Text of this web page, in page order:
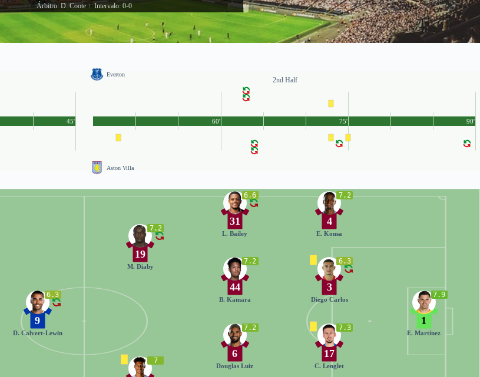
Árbitro: D. Coote Intervalo: 0-0
45'
Everton
2nd Half
Aston Villa
90'
60' 75'
6.3
9
D. Calvert-Lewin
7.9
1
E. Martínez
7.3
17
C. Lenglet
6.3
3
Diego Carlos
7.2
4
E. Konsa
7.2
6
Douglas Luiz
7.2
44
B. Kamara
6.6
31
L. Bailey
7
7.2
19
M. Diaby